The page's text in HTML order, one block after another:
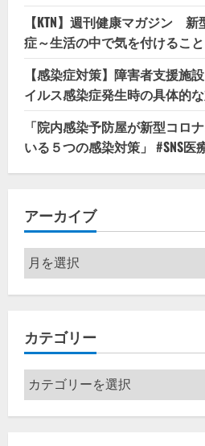
【KTN】週刊健康マガジン
症～生活の中で気を付けるこ
【感染症対策】障害者支援施
イルス感染症発生時の具体的
「院内感染予防屋が新型コロ
いる５つの感染対策」 #SNS医
アーカイブ
ア
ー
カ
ブ
カテゴリー
カ
テ
ゴ